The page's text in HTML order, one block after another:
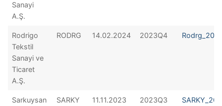
Sanayi
A.Ş.
Rodrigo
Tekstil
Sanayi ve
Ticaret
A.Ş.
RODRG 14.02.2024 2023Q4
Sarkuysan
SARKY 11.11.2023 2023Q3